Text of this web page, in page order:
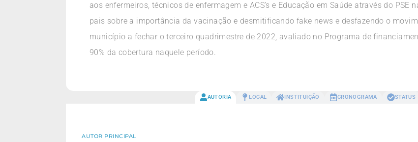
aos enfermeiros, técnicos de enfermagem e ACS’s e Educação em Saúde através do PSE
pais sobre a importância da vacinação e desmitificando fake news e desfazendo o
município a fechar o terceiro quadrimestre de 2022, avaliado no Programa de
90% da cobertura naquele período.
AUTORIA LOCAL INSTITUIÇÃO CRONOGRAMA STATUS
AUTOR PRINCIPAL